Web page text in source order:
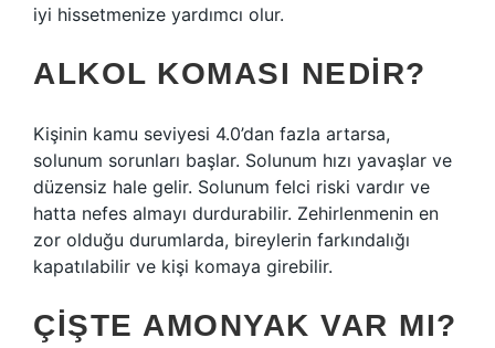
iyi hissetmenize yardımcı olur.
ALKOL KOMASI NEDIR?
Kişinin kamu seviyesi 4.0’dan fazla artarsa,
solunum sorunları başlar. Solunum hızı yavaşlar ve
düzensiz hale gelir. Solunum felci riski vardır ve
hatta nefes almayı durdurabilir. Zehirlenmenin en
zor olduğu durumlarda, bireylerin farkındalığı
kapatılabilir ve kişi komaya girebilir.
ÇIŞTE AMONYAK VAR MI?